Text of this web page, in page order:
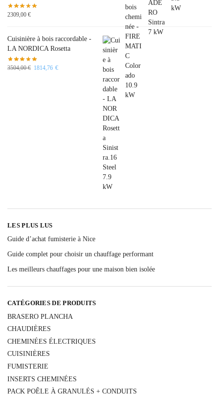
2309,00 €
Cuisinière à bois raccordable -
LA NORDICA Rosetta
3504,00€ 1814,76 €
LES PLUS LUS
Guide d’achat fumisterie à Nice
Guide complet pour choisir un chauffage performant
Les meilleurs chauffages pour une maison bien isolée
CATÉGORIES DE PRODUITS
BRASERO PLANCHA
CHAUDIÈRES
CHEMINÉES ÉLECTRIQUES
CUISINIÈRES
FUMISTERIE
INSERTS CHEMINÉES
PACK POÊLE À GRANULÉS + CONDUITS